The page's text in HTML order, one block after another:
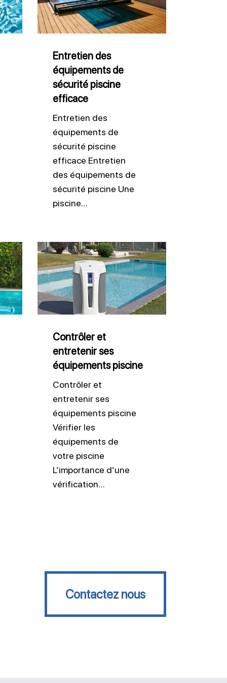
équipements
de
sécurité
piscine
efficace
Entretien des
équipements de
sécurité piscine
efficace
Entretien des
équipements de
sécurité piscine
efficace Entretien
des équipements de
sécurité piscine Une
piscine…
Contrôler
et
entretenir
ses
équipements
piscineContrôler et
entretenir ses
équipements piscine
Contrôler et
entretenir ses
équipements piscine
Vérifier les
équipements de
votre piscine
L’importance d’une
vérification…
Contactez nous
Contactez nous